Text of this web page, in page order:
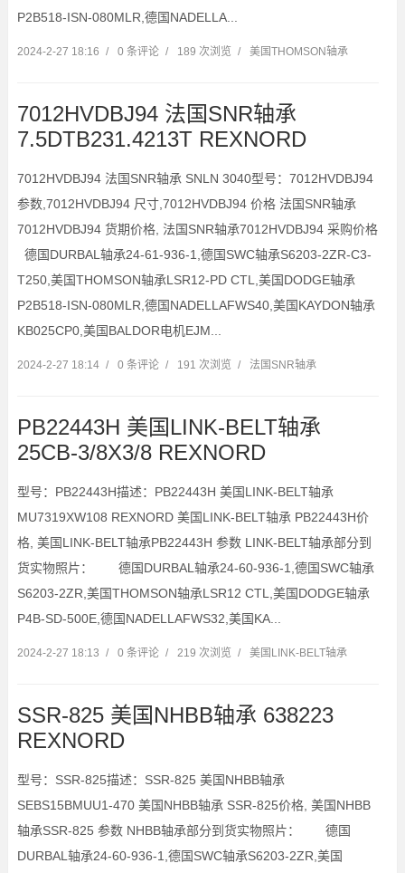
P2B518-ISN-080MLR,德国NADELLA...
2024-2-27 18:16 / 0 条评论 / 189 次浏览 / 美国THOMSON轴承
7012HVDBJ94 法国SNR轴承
7.5DTB231.4213T REXNORD
7012HVDBJ94 法国SNR轴承 SNLN 3040型号：7012HVDBJ94
参数,7012HVDBJ94 尺寸,7012HVDBJ94 价格 法国SNR轴承
7012HVDBJ94 货期价格, 法国SNR轴承7012HVDBJ94 采购价格
德国DURBAL轴承24-61-936-1,德国SWC轴承S6203-2ZR-C3-
T250,美国THOMSON轴承LSR12-PD CTL,美国DODGE轴承
P2B518-ISN-080MLR,德国NADELLAFWS40,美国KAYDON轴承
KB025CP0,美国BALDOR电机EJM...
2024-2-27 18:14 / 0 条评论 / 191 次浏览 / 法国SNR轴承
PB22443H 美国LINK-BELT轴承
25CB-3/8X3/8 REXNORD
型号：PB22443H描述：PB22443H 美国LINK-BELT轴承
MU7319XW108 REXNORD 美国LINK-BELT轴承 PB22443H价
格, 美国LINK-BELT轴承PB22443H 参数 LINK-BELT轴承部分到
货实物照片： 德国DURBAL轴承24-60-936-1,德国SWC轴承
S6203-2ZR,美国THOMSON轴承LSR12 CTL,美国DODGE轴承
P4B-SD-500E,德国NADELLAFWS32,美国KA...
2024-2-27 18:13 / 0 条评论 / 219 次浏览 / 美国LINK-BELT轴承
SSR-825 美国NHBB轴承 638223
REXNORD
型号：SSR-825描述：SSR-825 美国NHBB轴承
SEBS15BMUU1-470 美国NHBB轴承 SSR-825价格, 美国NHBB
轴承SSR-825 参数 NHBB轴承部分到货实物照片： 德国
DURBAL轴承24-60-936-1,德国SWC轴承S6203-2ZR,美国